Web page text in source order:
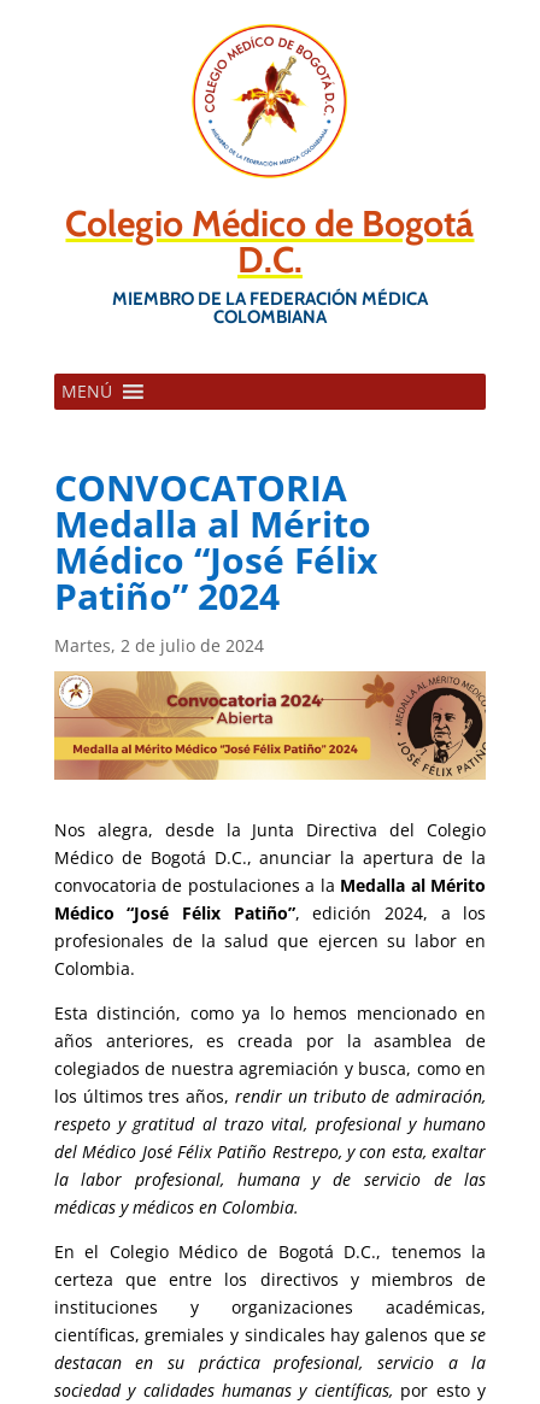
Colegio Médico de Bogotá
D.C.
MIEMBRO DE LA FEDERACIÓN MÉDICA
COLOMBIANA
MENÚ
CONVOCATORIA
Medalla al Mérito
Médico “José Félix
Patiño” 2024
Martes, 2 de julio de 2024
Nos alegra, desde la Junta Directiva del Colegio
Médico de Bogotá D.C., anunciar la apertura de la
convocatoria de postulaciones a la Medalla al Mérito
Médico “José Félix Patiño”, edición 2024, a los
profesionales de la salud que ejercen su labor en
Colombia.
Esta distinción, como ya lo hemos mencionado en
años anteriores, es creada por la asamblea de
colegiados de nuestra agremiación y busca, como en
los últimos tres años, rendir un tributo de admiración,
respeto y gratitud al trazo vital, profesional y humano
del Médico José Félix Patiño Restrepo, y con esta, exaltar
la labor profesional, humana y de servicio de las
médicas y médicos en Colombia.
En el Colegio Médico de Bogotá D.C., tenemos la
certeza que entre los directivos y miembros de
instituciones y organizaciones académicas,
científicas, gremiales y sindicales hay galenos quese
destacan en su práctica profesional, servicio a la
sociedad y calidades humanas y científicas, por esto y